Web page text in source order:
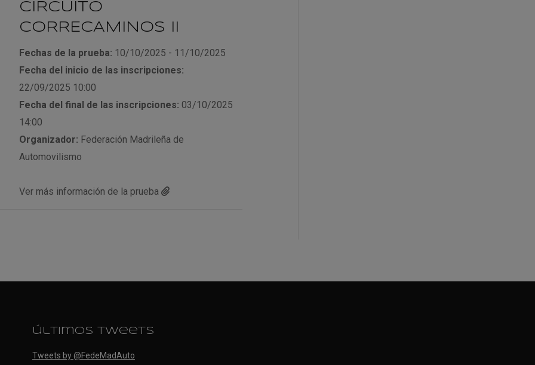
CIRCUITO
CORRECAMINOS II
Fechas de la prueba: 10/10/2025 - 11/10/2025
Fecha del inicio de las inscripciones:
22/09/2025 10:00
Fecha del final de las inscripciones: 03/10/2025
14:00
Organizador: Federación Madrileña de
Automovilismo
Ver más información de la prueba
últimos tweets
Tweets by @FedeMadAuto